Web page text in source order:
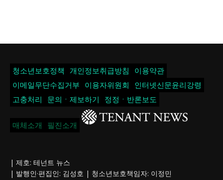
청소년보호정책 개인정보취급방침
이용약관
이메일무단수집거부
이용자위원회
인터넷신문윤리강령
고충처리
문의ㆍ제보하기 정정ㆍ반론보도
매체소개 필진소개
| 제호: 테넌트 뉴스
| 발행인·편집인: 김성호 | 청소년보호책임자: 이정민